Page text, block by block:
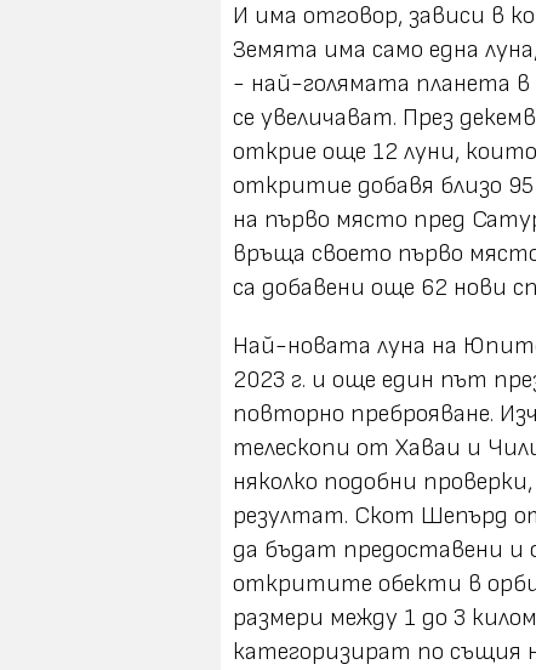
И има отговор, зависи в
Земята има само една
- най-голямата планета
се увеличават. През
открие още 12 луни,
откритие добавя близо
на първо място пред
връща своето първо
са добавени още 62 нови
Най-новата луна на
2023 г. и още един път
повторно преброяване.
телескопи от Хаваи и
няколко подобни
резултат. Скот Шепърд
да бъдат предоставени и
откритите обекти в
размери между 1 до 3
категоризират по същия